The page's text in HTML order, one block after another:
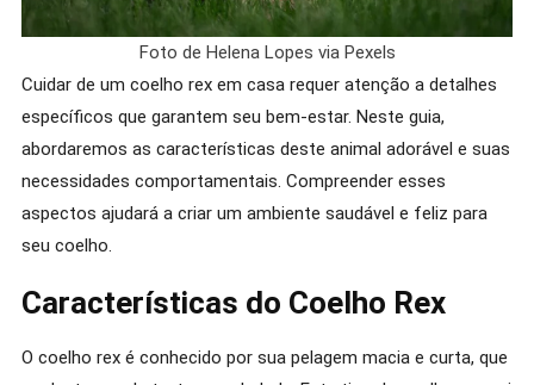
Foto de Helena Lopes via Pexels
Cuidar de um coelho rex em casa requer atenção a detalhes
específicos que garantem seu bem-estar. Neste guia,
abordaremos as características deste animal adorável e suas
necessidades comportamentais. Compreender esses
aspectos ajudará a criar um ambiente saudável e feliz para
seu coelho.
Características do Coelho Rex
O coelho rex é conhecido por sua pelagem macia e curta, que